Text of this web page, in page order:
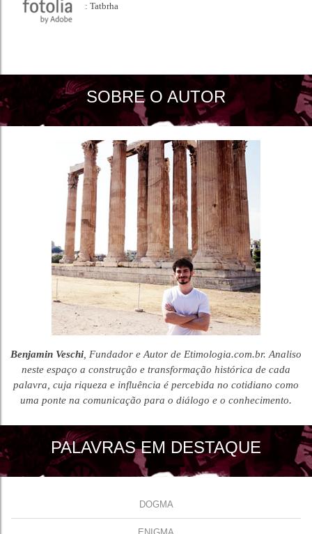
: Tatbrha
SOBRE O AUTOR
Benjamin Veschi , Fundador e Autor de Etimologia.com.br. Analiso
neste espaço a construção e transformação histórica de cada
palavra, cuja riqueza e influência é percebida no cotidiano como
uma ponte na comunicação para o diálogo e o conhecimento.
PALAVRAS EM DESTAQUE
DOGMA